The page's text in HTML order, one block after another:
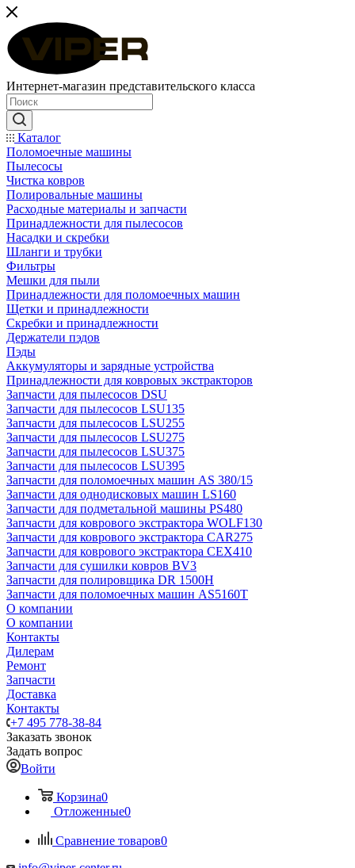
Интернет-магазин представительского класса
Каталог
Поломоечные машины
Пылесосы
Чистка ковров
Полировальные машины
Расходные материалы и запчасти
Принадлежности для пылесосов
Насадки и скребки
Шланги и трубки
Фильтры
Мешки для пыли
Принадлежности для поломоечных машин
Щетки и принадлежности
Скребки и принадлежности
Держатели пэдов
Пэды
Аккумуляторы и зарядные устройства
Принадлежности для ковровых экстракторов
Запчасти для пылесосов DSU
Запчасти для пылесосов LSU135
Запчасти для пылесосов LSU255
Запчасти для пылесосов LSU275
Запчасти для пылесосов LSU375
Запчасти для пылесосов LSU395
Запчасти для поломоечных машин AS 380/15
Запчасти для однодисковых машин LS160
Запчасти для подметальной машины PS480
Запчасти для коврового экстрактора WOLF130
Запчасти для коврового экстрактора CAR275
Запчасти для коврового экстрактора CEX410
Запчасти для сушилки ковров BV3
Запчасти для полировщика DR 1500H
Запчасти для поломоечных машин AS5160T
О компании
О компании
Контакты
Дилерам
Ремонт
Запчасти
Доставка
Контакты
+7 495 778-38-84
Заказать звонок
Задать вопрос
Войти
Корзина0
Отложенные0
Сравнение товаров0